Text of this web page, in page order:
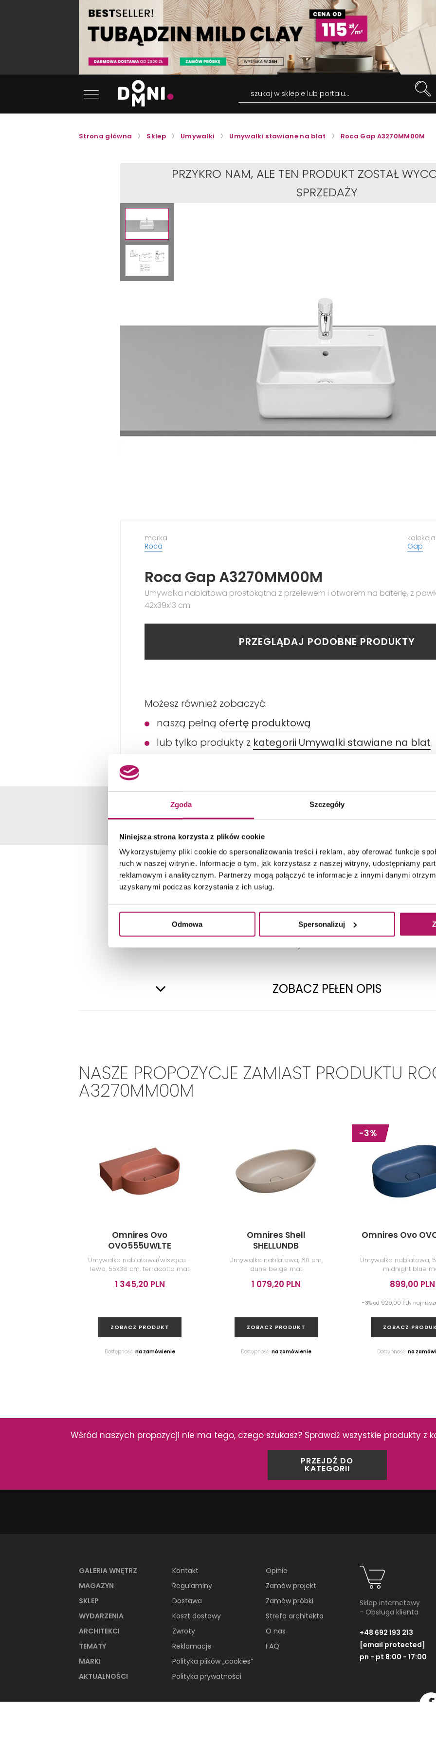
Zgoda Szczegóły
Niniejsza strona korzysta z plików cookie
Wykorzystujemy pliki cookie do spersonalizowania treści i reklam, aby oferować funkcje
ruch w naszej witrynie. Informacje o tym, jak korzystasz z naszej witryny, udostępniamy
reklamowym i analitycznym. Partnerzy mogą połączyć te informacje z innymi danymi
uzyskanymi podczas korzystania z ich usług.
Odmowa Spersonalizuj
szukaj w sklepie lub portalu...
Strona główna Sklep Umywalki Umywalki stawiane na blat Roca Gap A3270MM00M
PRZYKRO NAM, ALE TEN PRODUKT ZOSTAŁ
SPRZEDAŻY
marka
Roca
kolekcja
Gap
Roca Gap A3270MM00M
Umywalka nablatowa prostokątna z przelewem i otworem na baterię, z
42x39x13 cm
PRZEGLĄDAJ PODOBNE PRODUKTY
Możesz również zobaczyć:
naszą pełną ofertę produktową
lub tylko produkty z kategorii Umywalki stawiane na blat
DANE TECHNICZNE
DANE TECHNICZNE
Szerokość umywalki: 40 cm
PRODUKTY Z KOLEKCJI
ZOBACZ PEŁEN OPIS
NASZE PROPOZYCJE ZAMIAST PRODUKTU
A3270MM00M
Omnires Ovo
OVO555UWLTE
Umywalka nablatowa/wisząca -
lewa, 55x38 cm, terracotta mat
1 345,20 PLN
ZOBACZ PRODUKT
Dostępność: na zamówienie
Omnires Shell
SHELLUNDB
Umywalka nablatowa, 60 cm,
dune beige mat
1 079,20 PLN
ZOBACZ PRODUKT
Dostępność: na zamówienie
-3%
Omnires Ovo
Umywalka nablatowa,
midnight blue
899,00 PLN
-3% od 929,00 PLN
ZOBACZ
Dostępność: na
Wśród naszych propozycji nie ma tego, czego szukasz? Sprawdź wszystkie produkty z
PRZEJDŹ DO
KATEGORII
GALERIA WNĘTRZ
MAGAZYN
SKLEP
WYDARZENIA
ARCHITEKCI
TEMATY
MARKI
AKTUALNOŚCI
Kontakt
Regulaminy
Dostawa
Koszt dostawy
Zwroty
Reklamacje
Polityka plików „cookies”
Polityka prywatności
Opinie
Zamów projekt
Zamów próbki
Strefa architekta
O nas
FAQ
Sklep internetowy
- Obsługa klienta
+48 692 193 213
[email protected]
pn - pt 8:00 - 17:00